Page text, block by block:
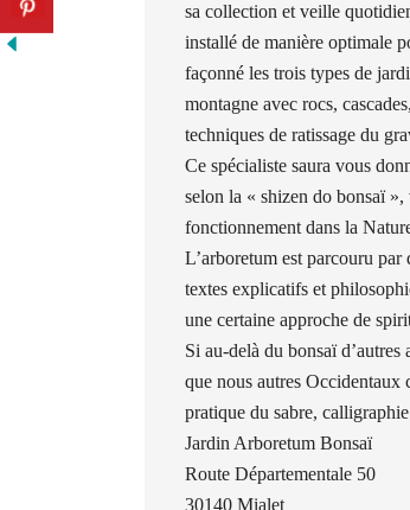
sa collection et veille
installé de manière optimale
façonné les trois types de
montagne avec rocs,
techniques de ratissage du
Ce spécialiste saura vous
selon la « shizen do bonsaï
fonctionnement dans la
L’arboretum est parcouru par
textes explicatifs et
une certaine approche de
Si au-delà du bonsaï
que nous autres
pratique du sabre,
Jardin Arboretum Bonsaï
Route Départementale 50
30140 Mialet